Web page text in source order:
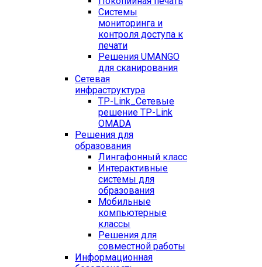
Системы
мониторинга и
контроля доступа к
печати
Решения UMANGO
для сканирования
Сетевая
инфраструктура
TP-Link_ Сетевые
решение TP-Link
OMADA
Решения для
образования
Лингафонный класс
Интерактивные
системы для
образования
Мобильные
компьютерные
классы
Решения для
совместной работы
Информационная